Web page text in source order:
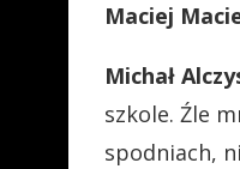
Maciej
Michał
szkole. Źle
spodniach,